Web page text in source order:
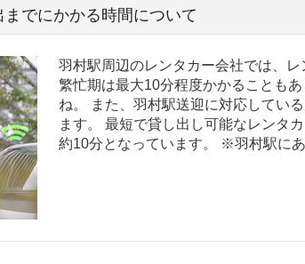
でにかかる時間について
羽村駅周辺のレンタカー会社では、
繁忙期は最大10分程度かかることも
ね。 また、羽村駅送迎に対応してい
ます。 最短で貸し出し可能なレンタ
約10分となっています。 ※羽村駅に